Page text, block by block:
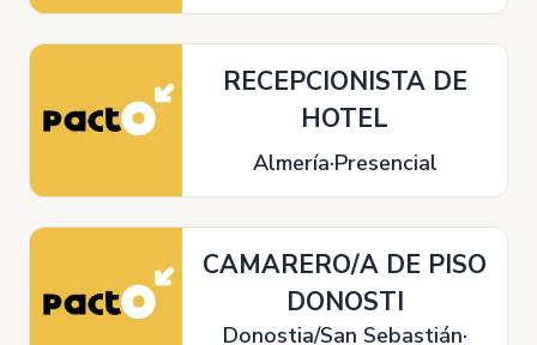
RECEPCIONISTA DE
HOTEL
Almería Presencial
CAMARERO/A DE PISO
DONOSTI
Donostia/San Sebastián